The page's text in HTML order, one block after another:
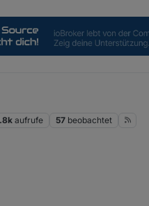
aufrufe 57 beobachtet